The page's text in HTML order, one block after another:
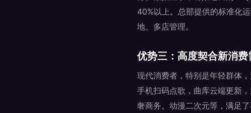
40%以上。总部提供的标准化
地、多店管理。
优势三：高度契合新消
现代消费者，特别是年轻群体
手机扫码点歌，曲库云端更新
奢商务、动漫二次元等，满足